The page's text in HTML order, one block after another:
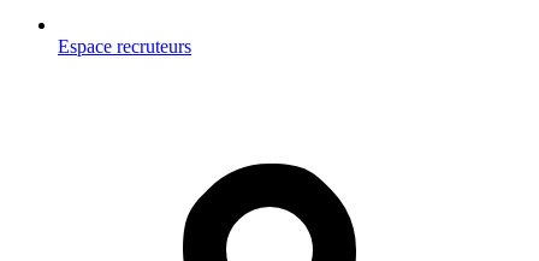
Espace recruteurs